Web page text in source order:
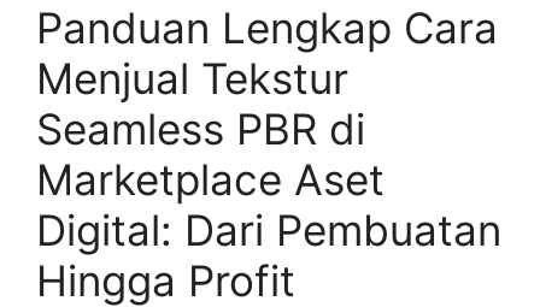
Panduan Lengkap Cara
Menjual Tekstur
Seamless PBR di
Marketplace Aset
Digital: Dari Pembuatan
Hingga Profit